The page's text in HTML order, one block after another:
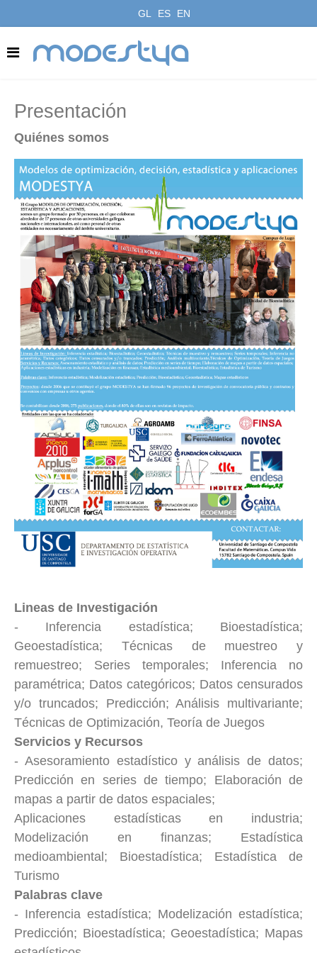
GL ES EN
modestya
Presentación
Quiénes somos
Lineas de Investigación
- Inferencia estadística; Bioestadística;
Geoestadística; Técnicas de muestreo y
remuestreo; Series temporales; Inferencia no
paramétrica; Datos categóricos; Datos censurados
y/o truncados; Predicción; Análisis multivariante;
Técnicas de Optimización, Teoría de Juegos
Servicios y Recursos
- Asesoramiento estadístico y análisis de datos;
Predicción en series de tiempo; Elaboración de
mapas a partir de datos espaciales;
Aplicaciones estadísticas en industria;
Modelización en finanzas; Estadística
medioambiental; Bioestadística; Estadística de
Turismo
Palabras clave
- Inferencia estadística; Modelización estadística;
Predicción; Bioestadística; Geoestadística; Mapas